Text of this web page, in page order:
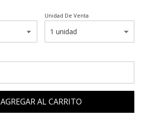
Unidad De Venta
AGREGAR AL CARRITO